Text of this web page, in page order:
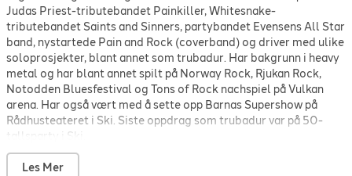
Smokie -Living Next Door to Alice-1976
Smokie-Needles And Pins -1977
Tom Petty and The Heartbreakers -Free fallin' - 1989
Judas Priest-tributebandet Painkiller, Whitesnake-
tributebandet Saints and Sinners, partybandet Evensens All Star
band, nystartede Pain and Rock (coverband) og driver med ulike
soloprosjekter, blant annet som trubadur. Har bakgrunn i heavy
metal og har blant annet spilt på Norway Rock, Rjukan Rock,
Notodden Bluesfestival og Tons of Rock nachspiel på Vulkan
arena. Har også vært med å sette opp Barnas Supershow på
Rådhusteateret i Ski. Siste oppdrag som trubadur var på 50-
tallsparty i Ski.
Les Mer